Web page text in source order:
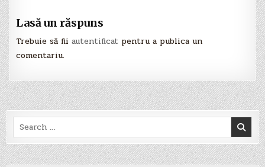
Lasă un răspuns
Trebuie să fiiautentificat pentru a publica un
comentariu.
Search
for: